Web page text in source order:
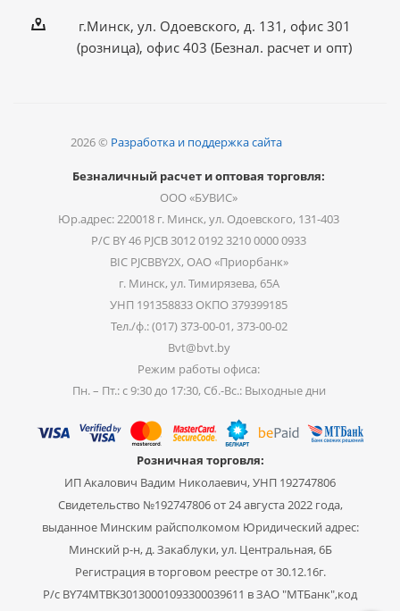
г.Минск, ул. Одоевского, д. 131, офис 301
(розница), офис 403 (Безнал. расчет и опт)
2026 © Разработка и поддержка сайта
Безналичный расчет и оптовая торговля:
ООО «БУВИС»
Юр.адрес: 220018 г. Минск, ул. Одоевского, 131-403
Р/С BY 46 PJCB 3012 0192 3210 0000 0933
BIC PJCBBY2X, ОАО «Приорбанк»
г. Минск, ул. Тимирязева, 65А
УНП 191358833 ОКПО 379399185
Тел./ф.: (017) 373-00-01, 373-00-02
Bvt@bvt.by
Режим работы офиса:
Пн. – Пт.: с 9:30 до 17:30, Сб.-Вс.: Выходные дни
Розничная торговля:
ИП Акалович Вадим Николаевич, УНП 192747806
Свидетельство №192747806 от 24 августа 2022 года,
выданное Минским райсполкомом Юридический адрес:
Минский р-н, д. Закаблуки, ул. Центральная, 6Б
Регистрация в торговом реестре от 30.12.16г.
Р/с BY74MTBK30130001093300039611 в ЗАО "МТБанк",код